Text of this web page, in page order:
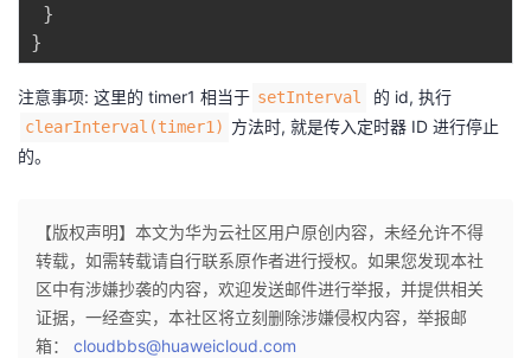
}
}
注意事项: 这里的 timer1 相当于 setInterval 的 id, 执行
clearInterval(timer1) 方法时, 就是传入定时器 ID 进行停止
的。
【版权声明】本文为华为云社区用户原创内容，未经允许不得
转载，如需转载请自行联系原作者进行授权。如果您发现本社
区中有涉嫌抄袭的内容，欢迎发送邮件进行举报，并提供相关
证据，一经查实，本社区将立刻删除涉嫌侵权内容，举报邮
箱： cloudbbs@huaweicloud.com